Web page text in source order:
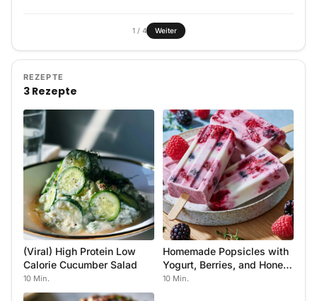
1/ 4 Weiter
REZEPTE
3 Rezepte
(Viral) High Protein Low
Calorie Cucumber Salad
10 Min.
Homemade Popsicles with
Yogurt, Berries, and Honey
Dessert
10 Min.